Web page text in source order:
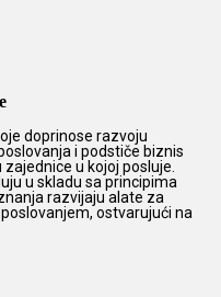
doprinose razvoju
i podstiče biznis
u kojoj posluje.
u skladu sa principima
razvijaju alate za
ostvarujući na